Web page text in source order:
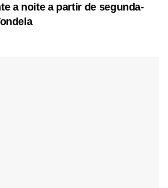
a noite a partir de segunda-